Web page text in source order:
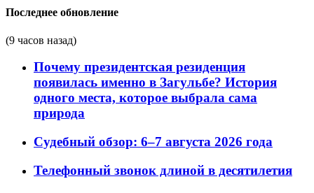
Последнее обновление
(9 часов назад)
Почему президентская резиденция
появилась именно в Загульбе? История
одного места, которое выбрала сама
природа
Судебный обзор: 6–7 августа 2026 года
Телефонный звонок длиной в десятилетия